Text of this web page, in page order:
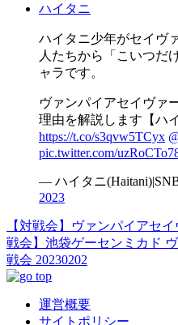
ハイタニ
ハイタニ少年がセイヴ
人たちから「こいつだ
ャラです。
ヴァンパイアセイヴァ
理由を解説します【ハ
https://t.co/s3qvw5TCyx
pic.twitter.com/
— ハイタニ
2023
【対戦会】ヴァンパイアセ
戦会】池袋ゲーセンミカド
戦会 20230202
運営概要
サイトポリシー